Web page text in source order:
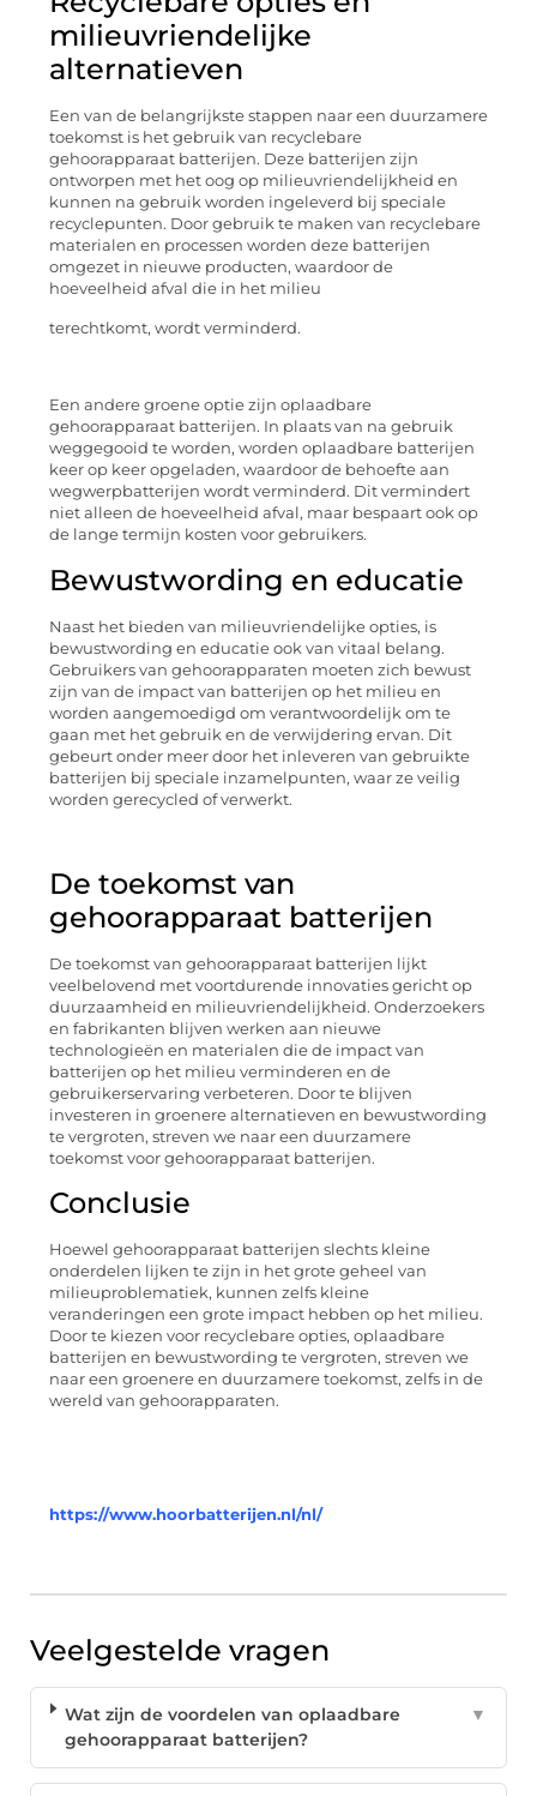
milieuvriendelijke
alternatieven
Een van de belangrijkste stappen naar een duurzamere
toekomst is het gebruik van recyclebare
gehoorapparaat batterijen. Deze batterijen zijn
ontworpen met het oog op milieuvriendelijkheid en
kunnen na gebruik worden ingeleverd bij speciale
recyclepunten. Door gebruik te maken van recyclebare
materialen en processen worden deze batterijen
omgezet in nieuwe producten, waardoor de
hoeveelheid afval die in het milieu
terechtkomt, wordt verminderd.
Een andere groene optie zijn oplaadbare
gehoorapparaat batterijen. In plaats van na gebruik
weggegooid te worden, worden oplaadbare batterijen
keer op keer opgeladen, waardoor de behoefte aan
wegwerpbatterijen wordt verminderd. Dit vermindert
niet alleen de hoeveelheid afval, maar bespaart ook op
de lange termijn kosten voor gebruikers.
Bewustwording en educatie
Naast het bieden van milieuvriendelijke opties, is
bewustwording en educatie ook van vitaal belang.
Gebruikers van gehoorapparaten moeten zich bewust
zijn van de impact van batterijen op het milieu en
worden aangemoedigd om verantwoordelijk om te
gaan met het gebruik en de verwijdering ervan. Dit
gebeurt onder meer door het inleveren van gebruikte
batterijen bij speciale inzamelpunten, waar ze veilig
worden gerecycled of verwerkt.
De toekomst van
gehoorapparaat batterijen
De toekomst van gehoorapparaat batterijen lijkt
veelbelovend met voortdurende innovaties gericht op
duurzaamheid en milieuvriendelijkheid. Onderzoekers
en fabrikanten blijven werken aan nieuwe
technologieën en materialen die de impact van
batterijen op het milieu verminderen en de
gebruikerservaring verbeteren. Door te blijven
investeren in groenere alternatieven en bewustwording
te vergroten, streven we naar een duurzamere
toekomst voor gehoorapparaat batterijen.
Conclusie
Hoewel gehoorapparaat batterijen slechts kleine
onderdelen lijken te zijn in het grote geheel van
milieuproblematiek, kunnen zelfs kleine
veranderingen een grote impact hebben op het milieu.
Door te kiezen voor recyclebare opties, oplaadbare
batterijen en bewustwording te vergroten, streven we
naar een groenere en duurzamere toekomst, zelfs in de
wereld van gehoorapparaten.
https://www.hoorbatterijen.nl/nl/
Veelgestelde vragen
Wat zijn de voordelen van oplaadbare
gehoorapparaat batterijen?
▼